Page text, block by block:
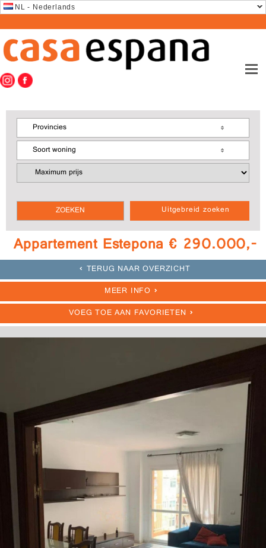
NL - Nederlands
Uitgebreid zoeken
Provincies
Soort woning
Appartement Estepona € 290.000,-
TERUG NAAR OVERZICHT
MEER INFO
VOEG TOE AAN FAVORIETEN